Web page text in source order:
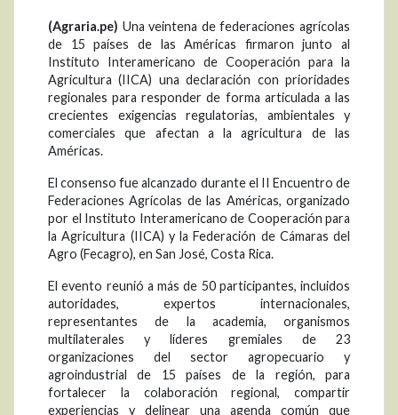
(Agraria.pe) Una veintena de federaciones agrícolas
de 15 países de las Américas firmaron junto al
Instituto Interamericano de Cooperación para la
Agricultura (IICA) una declaración con prioridades
regionales para responder de forma articulada a las
crecientes exigencias regulatorias, ambientales y
comerciales que afectan a la agricultura de las
Américas.
El consenso fue alcanzado durante el II Encuentro de
Federaciones Agrícolas de las Américas, organizado
por el Instituto Interamericano de Cooperación para
la Agricultura (IICA) y la Federación de Cámaras del
Agro (Fecagro), en San José, Costa Rica.
El evento reunió a más de 50 participantes, incluidos
autoridades, expertos internacionales,
representantes de la academia, organismos
multilaterales y líderes gremiales de 23
organizaciones del sector agropecuario y
agroindustrial de 15 países de la región, para
fortalecer la colaboración regional, compartir
experiencias y delinear una agenda común que